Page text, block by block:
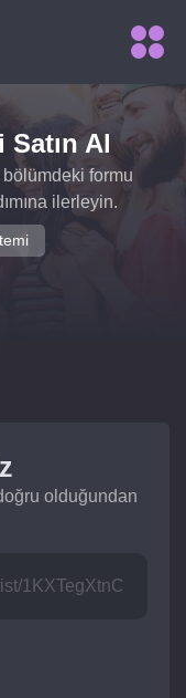
Al
formu
ilerleyin.
olduğundan